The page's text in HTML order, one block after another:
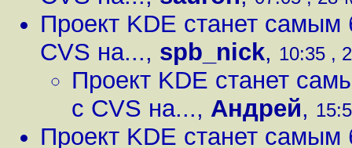
Проект KDE станет
CVS на..., spb_nick, 10:35 ,
Проект KDE станет
с CVS на..., Андрей,
Проект KDE станет